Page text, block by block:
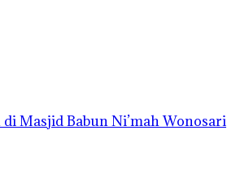
Masjid Babun Ni’mah Wonosari